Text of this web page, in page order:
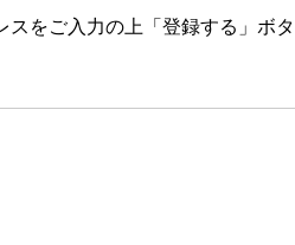
スをご入力の上「登録する」ボタ